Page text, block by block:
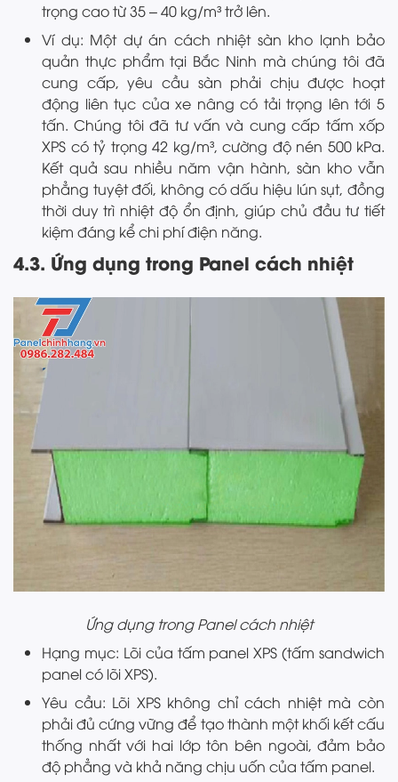
trọng cao từ 35 – 40 kg/m³ trở lên.
Ví dụ: Một dự án cách nhiệt sàn kho lạnh bảo
quản thực phẩm tại Bắc Ninh mà chúng tôi đã
cung cấp, yêu cầu sàn phải chịu được hoạt
động liên tục của xe nâng có tải trọng lên tới 5
tấn. Chúng tôi đã tư vấn và cung cấp tấm xốp
XPS có tỷ trọng 42 kg/m³, cường độ nén 500 kPa.
Kết quả sau nhiều năm vận hành, sàn kho vẫn
phẳng tuyệt đối, không có dấu hiệu lún sụt, đồng
thời duy trì nhiệt độ ổn định, giúp chủ đầu tư tiết
kiệm đáng kể chi phí điện năng.
4.3. Ứng dụng trong Panel cách nhiệt
Ứng dụng trong Panel cách nhiệt
Hạng mục: Lõi của tấm panel XPS (tấm sandwich
panel có lõi XPS).
Yêu cầu: Lõi XPS không chỉ cách nhiệt mà còn
phải đủ cứng vững để tạo thành một khối kết cấu
thống nhất với hai lớp tôn bên ngoài, đảm bảo
độ phẳng và khả năng chịu uốn của tấm panel.